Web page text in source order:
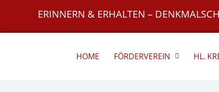
ERINNERN & ERHALTEN –
HOME FÖRDERVEREIN HL.